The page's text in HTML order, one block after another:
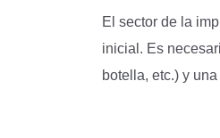
El sector de la
inicial. Es
botella, etc.) y